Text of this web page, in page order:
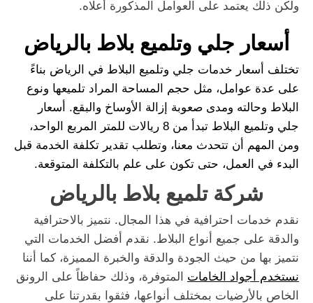
ولكن ذلك يعتمد على العوامل المذكورة أعلاه.
أسعار جلي وتلميع بلاط بالرياض
تختلف أسعار خدمات جلي وتلميع البلاط في الرياض بناءً
على عدة عوامل، مثل حجم المساحة المراد تلميعها ونوع
البلاط وحالته ومدى صعوبة إزالة الأوساخ والبقع. أسعار
جلي وتلميع البلاط تبدأ من 8 ريالات للمتر المربع الواحد،
ومن المهم أن تتحدث معنا، وتطلب تقدير تكلفة الخدمة قبل
البدء في العمل، حتى تكون على علم بالتكلفة المتوقعة.
شركة تلميع بلاط بالرياض
نقدم خدمات احترافية في هذا المجال. نتميز بالاحترافية
والدقة على جميع أنواع البلاط. نقدم أفضل الخدمات التي
نتميز بها من حيث الجودة والدقة والخبرة المميزة، كما أننا
نستخدم أجواد الخامات المتوفرة، وذلك حفاظاً على الرونق
الخاص بالأرضيات بمختلف أنواعها، فثقوا بقدرتنا على